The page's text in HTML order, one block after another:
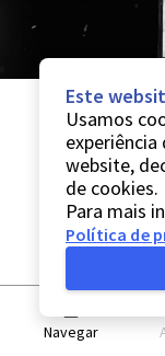
Navegar
Este
Usamos
experiência
website,
de cookies.
Para mais
Política de